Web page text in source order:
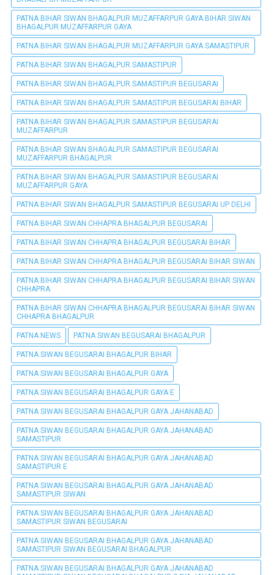
PATNA BIHAR SIWAN BHAGALPUR MUZAFFARPUR GAYA BIHAR SIWAN
BHAGALPUR MUZAFFARPUR GAYA
PATNA BIHAR SIWAN BHAGALPUR MUZAFFARPUR GAYA SAMASTIPUR
PATNA BIHAR SIWAN BHAGALPUR SAMASTIPUR
PATNA BIHAR SIWAN BHAGALPUR SAMASTIPUR BEGUSARAI
PATNA BIHAR SIWAN BHAGALPUR SAMASTIPUR BEGUSARAI BIHAR
PATNA BIHAR SIWAN BHAGALPUR SAMASTIPUR BEGUSARAI
MUZAFFARPUR
PATNA BIHAR SIWAN BHAGALPUR SAMASTIPUR BEGUSARAI
MUZAFFARPUR BHAGALPUR
PATNA BIHAR SIWAN BHAGALPUR SAMASTIPUR BEGUSARAI
MUZAFFARPUR GAYA
PATNA BIHAR SIWAN BHAGALPUR SAMASTIPUR BEGUSARAI UP DELHI
PATNA BIHAR SIWAN CHHAPRA BHAGALPUR BEGUSARAI
PATNA BIHAR SIWAN CHHAPRA BHAGALPUR BEGUSARAI BIHAR
PATNA BIHAR SIWAN CHHAPRA BHAGALPUR BEGUSARAI BIHAR SIWAN
PATNA BIHAR SIWAN CHHAPRA BHAGALPUR BEGUSARAI BIHAR SIWAN
CHHAPRA
PATNA BIHAR SIWAN CHHAPRA BHAGALPUR BEGUSARAI BIHAR SIWAN
CHHAPRA BHAGALPUR
PATNA NEWS PATNA SIWAN BEGUSARAI BHAGALPUR
PATNA SIWAN BEGUSARAI BHAGALPUR BIHAR
PATNA SIWAN BEGUSARAI BHAGALPUR GAYA
PATNA SIWAN BEGUSARAI BHAGALPUR GAYA E
PATNA SIWAN BEGUSARAI BHAGALPUR GAYA JAHANABAD
PATNA SIWAN BEGUSARAI BHAGALPUR GAYA JAHANABAD
SAMASTIPUR
PATNA SIWAN BEGUSARAI BHAGALPUR GAYA JAHANABAD
SAMASTIPUR E
PATNA SIWAN BEGUSARAI BHAGALPUR GAYA JAHANABAD
SAMASTIPUR SIWAN
PATNA SIWAN BEGUSARAI BHAGALPUR GAYA JAHANABAD
SAMASTIPUR SIWAN BEGUSARAI
PATNA SIWAN BEGUSARAI BHAGALPUR GAYA JAHANABAD
SAMASTIPUR SIWAN BEGUSARAI BHAGALPUR
PATNA SIWAN BEGUSARAI BHAGALPUR GAYA JAHANABAD